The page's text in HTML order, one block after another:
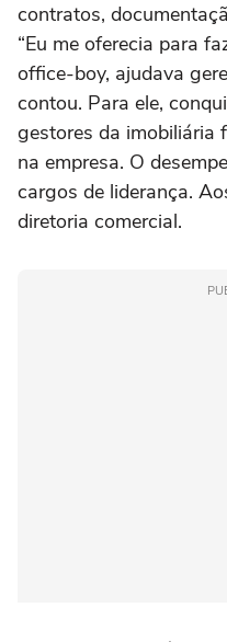
contratos,
“Eu me oferecia para
office-boy, ajudava
contou. Para ele,
gestores da imobiliária
na empresa. O
cargos de liderança.
diretoria comercial.